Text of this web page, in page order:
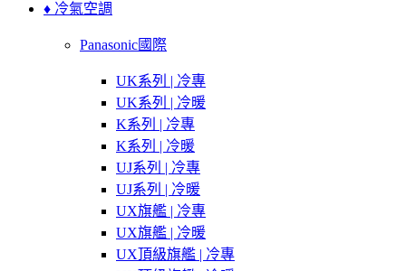
♦ 冷氣空調
Panasonic國際
UK系列 | 冷專
UK系列 | 冷暖
K系列 | 冷專
K系列 | 冷暖
UJ系列 | 冷專
UJ系列 | 冷暖
UX旗艦 | 冷專
UX旗艦 | 冷暖
UX頂級旗艦 | 冷專